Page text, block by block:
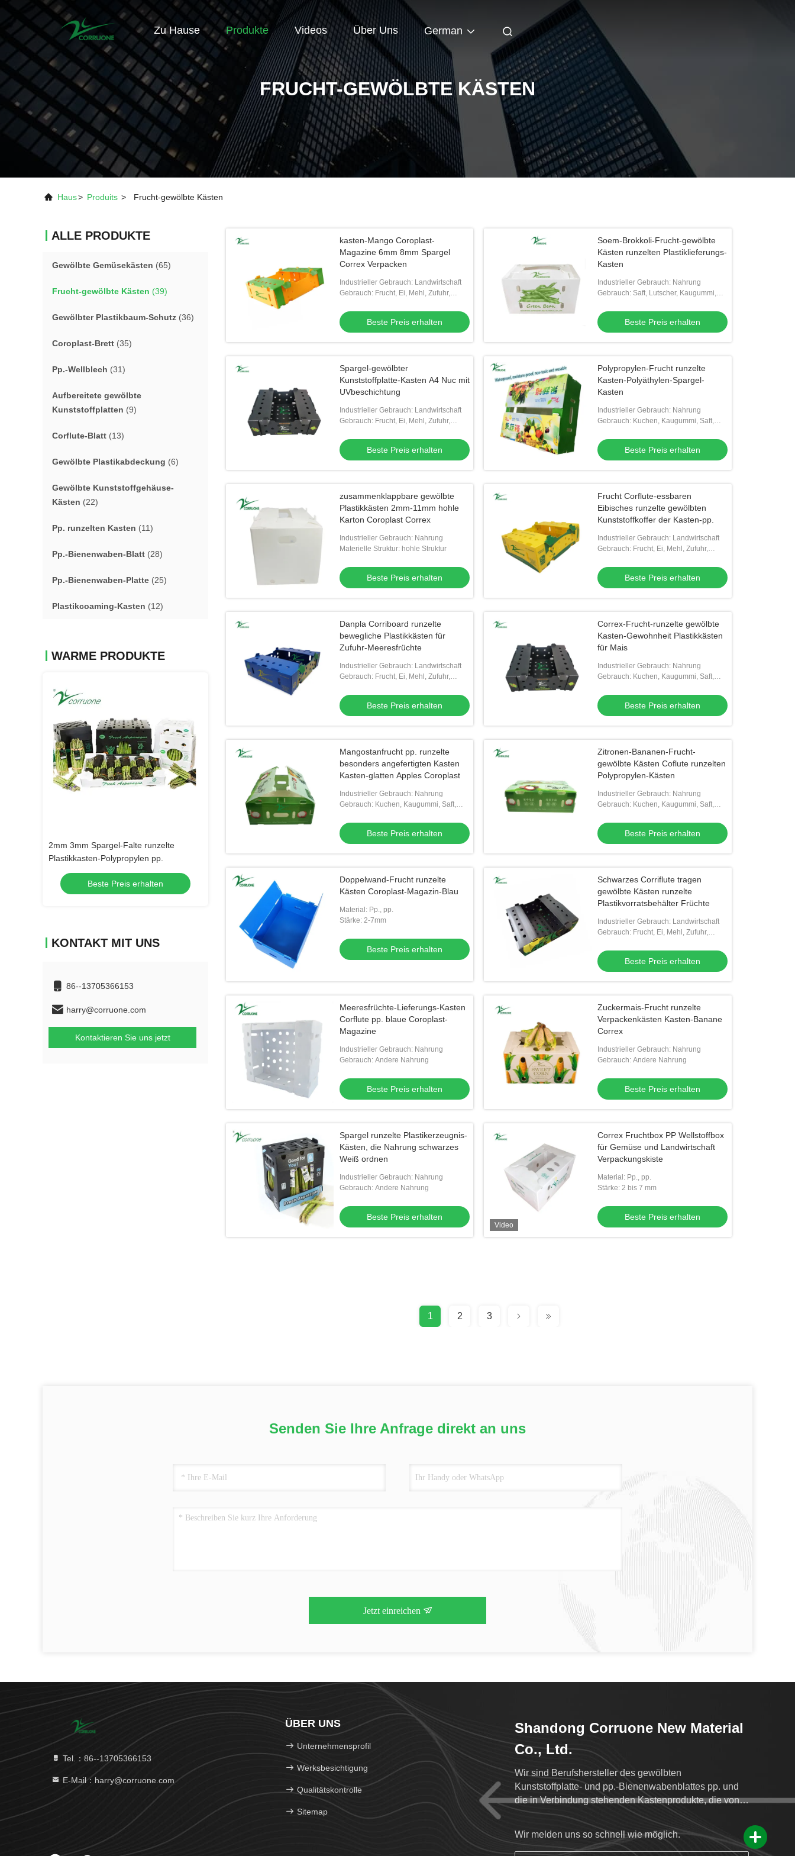
Zu Hause Produkte Videos Über Uns German
FRUCHT-GEWÖLBTE KÄSTEN
Haus> Produits > Frucht-gewölbte Kästen
ALLE PRODUKTE
Gewölbte Gemüsekästen (65)
Frucht-gewölbte Kästen (39)
Gewölbter Plastikbaum-Schutz (36)
Coroplast-Brett (35)
Pp.-Wellblech (31)
Aufbereitete gewölbte
Kunststoffplatten (9)
Corflute-Blatt (13)
Gewölbte Plastikabdeckung (6)
Gewölbte Kunststoffgehäuse-
Kästen (22)
Pp. runzelten Kasten (11)
Pp.-Bienenwaben-Blatt (28)
Pp.-Bienenwaben-Platte (25)
Plastikcoaming-Kasten (12)
WARME PRODUKTE
Fruchtkarton aus PP,
Materialzusammensetzung, niedriger
Beste Preis erhalten
Beste Preis erhalten
Großhandels- wiederverwendbare
gemüseKastenBeste Preis erhalten
Großhandel auf Maß gedruckte
Fruchtkartons mit Deckel
Beste Preis erhalten
KONTAKT MIT UNS
86--13705366153
harry@corruone.com
Kontaktieren Sie uns jetzt
kasten-Mango Coroplast-
Magazine 6mm 8mm Spargel
Correx Verpacken
Industrieller Gebrauch: Landwirtschaft
Gebrauch: Frucht, Ei, Mehl, Zufuhr,
Beste Preis erhalten
Soem-Brokkoli-Frucht-gewölbte
Kästen runzelten Plastiklieferungs-
Kasten
Industrieller Gebrauch: Nahrung
Gebrauch: Saft, Lutscher, Kaugummi,
Sandwich, Brot, Imbiss, OLIVENÖL, Sal
Beste Preis erhalten
Spargel-gewölbter
Kunststoffplatte-Kasten A4 Nuc mit
UVbeschichtung
Industrieller Gebrauch: Landwirtschaft
Gebrauch: Frucht, Ei, Mehl, Zufuhr,
Samen, MEERESFRÜCHTE, andere
LandwirtsBeste Preis erhalten
Polypropylen-Frucht runzelte
Kasten-Polyäthylen-Spargel-
Kasten
Industrieller Gebrauch: Nahrung
Gebrauch: Kuchen, Kaugummi, Saft,
Beste Preis erhalten
zusammenklappbare gewölbte
Plastikkästen 2mm-11mm hohle
Karton Coroplast Correx
Industrieller Gebrauch: Nahrung
Materielle Struktur: hohle Struktur
Beste Preis erhalten
Frucht Corflute-essbaren
Eibisches runzelte gewölbten
Kunststoffkoffer der Kasten-pp.
Industrieller Gebrauch: Landwirtschaft
Gebrauch: Frucht, Ei, Mehl, Zufuhr,
MEERESFRÜCHTE, andere
LandwirtschaftBeste Preis erhalten
Danpla Corriboard runzelte
bewegliche Plastikkästen für
Zufuhr-Meeresfrüchte
Industrieller Gebrauch: Landwirtschaft
Gebrauch: Frucht, Ei, Mehl, Zufuhr,
MEERESFRÜCHTE, andere
LandwirtschaftBeste Preis erhalten
Correx-Frucht-runzelte gewölbte
Kasten-Gewohnheit Plastikkästen
für Mais
Industrieller Gebrauch: Nahrung
Gebrauch: Kuchen, Kaugummi, Saft,
Beste Preis erhalten
Mangostanfrucht pp. runzelte
besonders angefertigten Kasten
Kasten-glatten Apples Coroplast
Industrieller Gebrauch: Nahrung
Gebrauch: Kuchen, Kaugummi, Saft,
Beste Preis erhalten
Zitronen-Bananen-Frucht-
gewölbte Kästen Coflute runzelten
Polypropylen-Kästen
Industrieller Gebrauch: Nahrung
Gebrauch: Kuchen, Kaugummi, Saft,
Beste Preis erhalten
Doppelwand-Frucht runzelte
Kästen Coroplast-Magazin-Blau
Material: Pp., pp.
Stärke: 2-7mm
Beste Preis erhalten
Schwarzes Corriflute tragen
gewölbte Kästen runzelte
Plastikvorratsbehälter Früchte
Industrieller Gebrauch: Landwirtschaft
Gebrauch: Frucht, Ei, Mehl, Zufuhr,
MEERESFRÜCHTE, andere
LandwirtschaftBeste Preis erhalten
Meeresfrüchte-Lieferungs-Kasten
Corflute pp. blaue Coroplast-
Magazine
Industrieller Gebrauch: Nahrung
Gebrauch: Andere Nahrung
Beste Preis erhalten
Zuckermais-Frucht runzelte
Verpackenkästen Kasten-Banane
Correx
Industrieller Gebrauch: Nahrung
Gebrauch: Andere Nahrung
Beste Preis erhalten
Spargel runzelte Plastikerzeugnis-
Kästen, die Nahrung schwarzes
Weiß ordnen
Industrieller Gebrauch: Nahrung
Gebrauch: Andere Nahrung
Beste Preis erhalten
Video
Correx Fruchtbox PP Wellstoffbox
für Gemüse und Landwirtschaft
Verpackungskiste
Material: Pp., pp.
Stärke: 2 bis 7 mm
Beste Preis erhalten
1 2 3
Senden Sie Ihre Anfrage direkt an uns
Jetzt einreichen
Tel.：86--13705366153
E-Mail：harry@corruone.com
ÜBER UNS
Unternehmensprofil
Werksbesichtigung
Qualitätskontrolle
Sitemap
Shandong Corruone New Material
Co., Ltd.
Wir sind Berufshersteller des gewölbten
Kunststoffplatte- und pp.-Bienenwabenblattes pp. und
die in Verbindung stehenden Kastenprodukte, die von
jenen Blättern gemacht werden.
Wir melden uns so schnell wie möglich.